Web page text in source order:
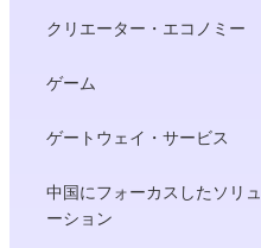
クリエーター・エコノミー
ゲーム
ゲートウェイ・サービス
中国にフォーカスしたソリュ
ーション